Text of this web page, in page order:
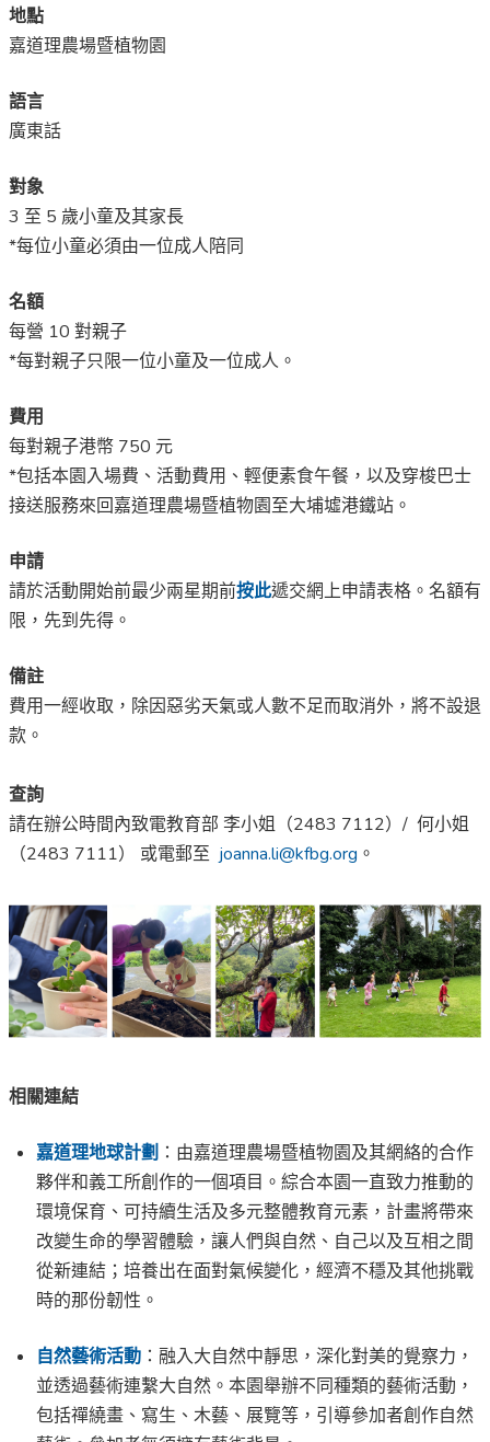
地點
嘉道理農場暨植物園
語言
廣東話
對象
3 至 5 歲小童及其家長
*每位小童必須由一位成人陪同
名額
每營 10 對親子
*每對親子只限一位小童及一位成人。
費用
每對親子港幣 750 元
*包括本園入場費、活動費用、輕便素食午餐，以及穿梭巴士
接送服務來回嘉道理農場暨植物園至大埔墟港鐵站。
申請
請於活動開始前最少兩星期前按此遞交網上申請表格。名額有
限，先到先得。
備註
費用一經收取，除因惡劣天氣或人數不足而取消外，將不設退
款。
查詢
請在辦公時間內致電教育部 李小姐（2483 7112）/ 何小姐
（2483 7111） 或電郵至 joanna.li@kfbg.org 。
相關連結
嘉道理地球計劃 ：由嘉道理農場暨植物園及其網絡的合作
夥伴和義工所創作的一個項目。綜合本園一直致力推動的
環境保育、可持續生活及多元整體教育元素，計畫將帶來
改變生命的學習體驗，讓人們與自然、自己以及互相之間
從新連結；培養出在面對氣候變化，經濟不穩及其他挑戰
時的那份韌性。
自然藝術活動 ：融入大自然中靜思，深化對美的覺察力，
並透過藝術連繫大自然。本園舉辦不同種類的藝術活動，
包括禪繞畫、寫生、木藝、展覽等，引導參加者創作自然